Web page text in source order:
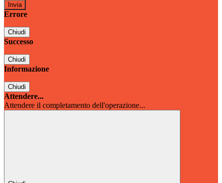
Errore
Chiudi
Successo
Chiudi
Informazione
Chiudi
Attendere...
Attendere il completamento dell'operazione...